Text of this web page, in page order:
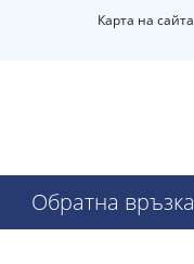
Карта на сайта
Обратна връзка